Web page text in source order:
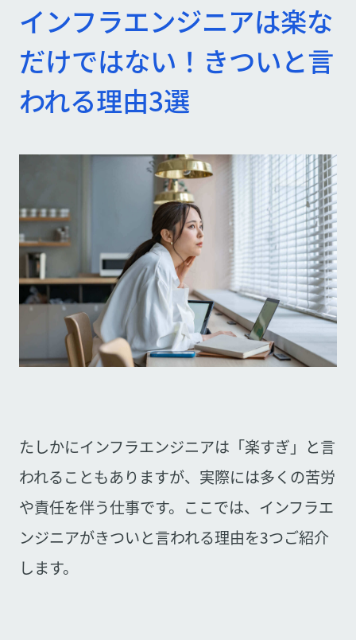
インフラエンジニアは楽な
だけではない！きついと言
われる理由3選
たしかにインフラエンジニアは「楽すぎ」と言
われることもありますが、実際には多くの苦労
や責任を伴う仕事です。ここでは、インフラエ
ンジニアがきついと言われる理由を3つご紹介
します。